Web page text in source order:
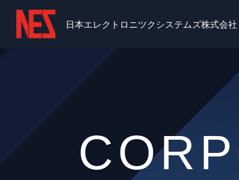
日本エレクトロニツクシステムズ株式会社